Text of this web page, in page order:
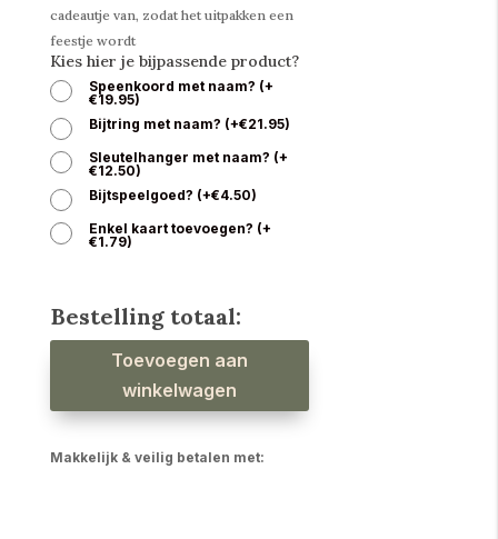
cadeautje van, zodat het uitpakken een
feestje wordt
Kies hier je bijpassende product?
Speenkoord met naam? (+
€19.95)
Bijtring met naam? (+€21.95)
Sleutelhanger met naam? (+
€12.50)
Bijtspeelgoed? (+€4.50)
Enkel kaart toevoegen? (+
€1.79)
Bestelling totaal:
Babyslab
waterproofToevoegen aan
winkelwagen
Makkelijk & veilig betalen met: